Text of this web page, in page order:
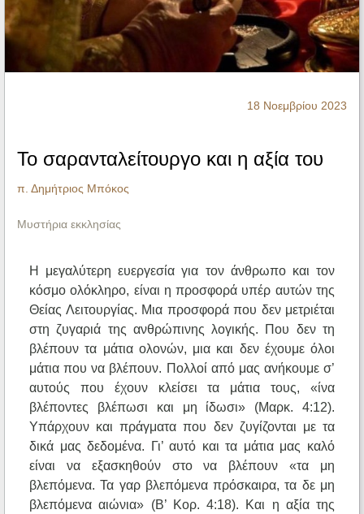
Ηχητικά
18 Νοεμβρίου 2023
Το σαρανταλείτουργο και η αξία του
π. Δημήτριος Μπόκος
Μυστήρια εκκλησίας
Η μεγαλύτερη ευεργεσία για τον άνθρωπο και τον
κόσμο ολόκληρο, είναι η προσφορά υπέρ αυτών της
Θείας Λειτουργίας. Μια προσφορά που δεν μετριέται
στη ζυγαριά της ανθρώπινης λογικής. Που δεν τη
βλέπουν τα μάτια ολονών, μια και δεν έχουμε όλοι
μάτια που να βλέπουν. Πολλοί από μας ανήκουμε σ’
αυτούς που έχουν κλείσει τα μάτια τους, «ίνα
βλέποντες βλέπωσι και μη ίδωσι» (Μαρκ. 4:12).
Υπάρχουν και πράγματα που δεν ζυγίζονται με τα
δικά μας δεδομένα. Γι’ αυτό και τα μάτια μας καλό
είναι να εξασκηθούν στο να βλέπουν «τα μη
βλεπόμενα. Τα γαρ βλεπόμενα πρόσκαιρα, τα δε μη
βλεπόμενα αιώνια» (Β’ Κορ. 4:18). Και η αξία της